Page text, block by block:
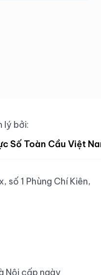
lý bởi:
Số Toàn Cầu Việt
số 1 Phùng Chí Kiên,
Nội cấp ngày